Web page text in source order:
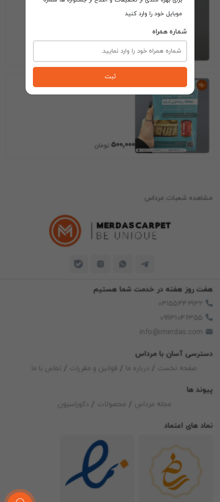
560٬000
500٬000
موبایل خود را وارد کنید
شماره همراه
ثبت
مشاهده شعبات مرداس
هفت روز هفته در خدمت شما هستیم
03155446932
09931046355
info@imerdas.com
دسترسی آسان با مرداس
صفحه نخست درباره ما قوانین و مقررات تماس با ما
پیوند ها
مجله مرداس محصولات دکوراسیون
نماد های اعتماد